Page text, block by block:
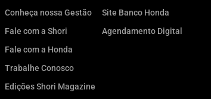
Conheça nossa Gestão
Fale com a Shori
Fale com a Honda
Trabalhe Conosco
Edições Shori Magazine
Site Banco Honda
Agendamento Digital